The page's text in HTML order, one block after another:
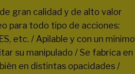
gran calidad y de alto valor
para todo tipo de acciones:
etc. / Apilable y con un mínimo
su manipulado / Se fabrica en
en distintas opacidades /